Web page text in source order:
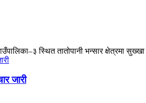
स्थित तातोपानी भन्सार क्षेत्रमा
जारी